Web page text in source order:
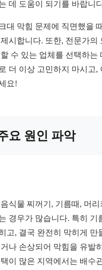
데 도움이 되기를 바랍니
대 막힘 문제에 직면했을
시합니다. 또한, 전문가의
수 있는 업체를 선택하는
더 이상 고민하지 마시고,
요!
요 원인 파악
식물 찌꺼기, 기름때, 머리
경우가 많습니다. 특히 기
고, 결국 완전히 막히게 만
나 손상되어 막힘을 유발
이 많은 지역에서는 배수